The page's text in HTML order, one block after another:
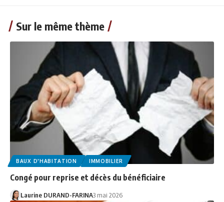
Sur le même thème
BAUX D'HABITATION IMMOBILIER
Congé pour reprise et décès du bénéficiaire
Laurine DURAND-FARINA3 mai 2026